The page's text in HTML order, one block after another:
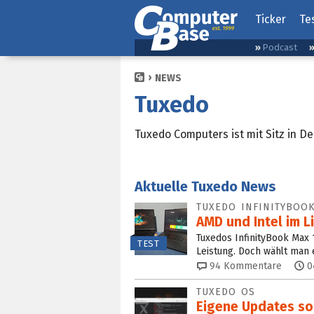
Ticker
Podcast
NEWS
Tuxedo
Tuxedo Computers ist mit Sitz in
Aktuelle Tuxedo News
TEST
TUXEDO
AMD und Intel im
Tuxedos InfinityBook
Leistung. Doch wählt
94 Kommentare
TUXEDO OS
Eigene Updates